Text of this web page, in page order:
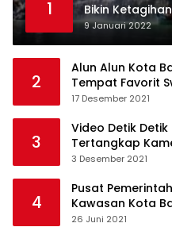
1
Bikin
9 Januari 2022
2
Alun Alun Kota
Tempat Favorit
17 Desember 2021
3
Video Detik
Tertangkap
3 Desember 2021
4
Pusat
Kawasan Kota
26 Juni 2021